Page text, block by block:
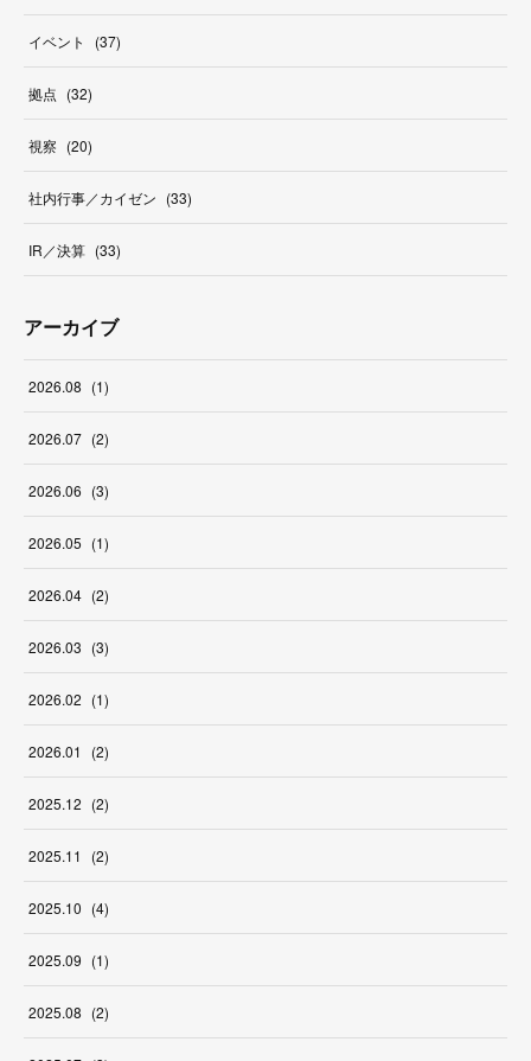
イベント (37)
拠点 (32)
視察 (20)
社内行事／カイゼン (33)
IR／決算 (33)
アーカイブ
2026.08 (1)
2026.07 (2)
2026.06 (3)
2026.05 (1)
2026.04 (2)
2026.03 (3)
2026.02 (1)
2026.01 (2)
2025.12 (2)
2025.11 (2)
2025.10 (4)
2025.09 (1)
2025.08 (2)